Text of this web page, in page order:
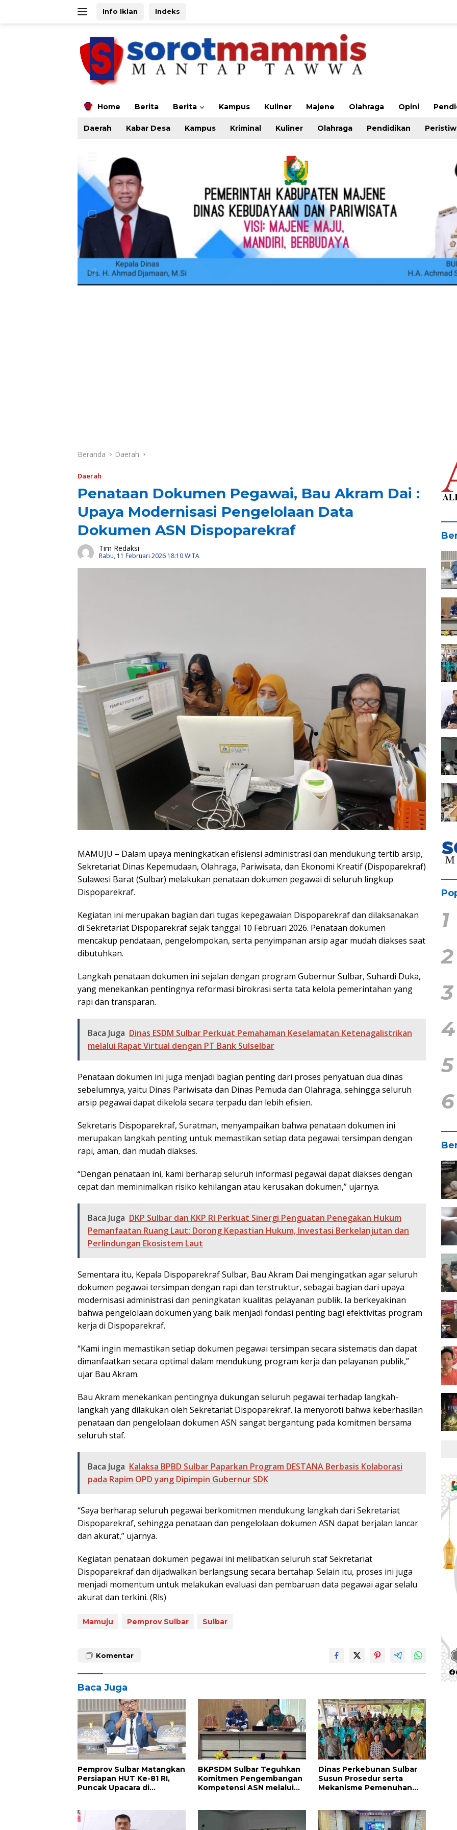
Info Iklan Indeks
Home Berita Berita Kampus Kuliner Majene Olahraga Opini
Daerah Kabar Desa Kampus Kriminal Kuliner Olahraga Pendidikan
Beranda Daerah
Daerah
Penataan Dokumen Pegawai, Bau Akram Dai :
Upaya Modernisasi Pengelolaan Data
Dokumen ASN Dispoparekraf
Tim Redaksi
Rabu, 11 Februari 2026 18:10 WITA
MAMUJU – Dalam upaya meningkatkan efisiensi administrasi dan mendukung tertib arsip,
Sekretariat Dinas Kepemudaan, Olahraga, Pariwisata, dan Ekonomi Kreatif (Dispoparekraf)
Sulawesi Barat (Sulbar) melakukan penataan dokumen pegawai di seluruh lingkup
Dispoparekraf.
Kegiatan ini merupakan bagian dari tugas kepegawaian Dispoparekraf dan dilaksanakan
di Sekretariat Dispoparekraf sejak tanggal 10 Februari 2026. Penataan dokumen
mencakup pendataan, pengelompokan, serta penyimpanan arsip agar mudah diakses saat
dibutuhkan.
Langkah penataan dokumen ini sejalan dengan program Gubernur Sulbar, Suhardi Duka,
yang menekankan pentingnya reformasi birokrasi serta tata kelola pemerintahan yang
rapi dan transparan.
Baca Juga Dinas ESDM Sulbar Perkuat Pemahaman Keselamatan Ketenagalistrikan
melalui Rapat Virtual dengan PT Bank Sulselbar
Penataan dokumen ini juga menjadi bagian penting dari proses penyatuan dua dinas
sebelumnya, yaitu Dinas Pariwisata dan Dinas Pemuda dan Olahraga, sehingga seluruh
arsip pegawai dapat dikelola secara terpadu dan lebih efisien.
Sekretaris Dispoparekraf, Suratman, menyampaikan bahwa penataan dokumen ini
merupakan langkah penting untuk memastikan setiap data pegawai tersimpan dengan
rapi, aman, dan mudah diakses.
“Dengan penataan ini, kami berharap seluruh informasi pegawai dapat diakses dengan
cepat dan meminimalkan risiko kehilangan atau kerusakan dokumen,” ujarnya.
Baca Juga DKP Sulbar dan KKP RI Perkuat Sinergi Penguatan Penegakan Hukum
Pemanfaatan Ruang Laut: Dorong Kepastian Hukum, Investasi Berkelanjutan dan
Perlindungan Ekosistem Laut
Sementara itu, Kepala Dispoparekraf Sulbar, Bau Akram Dai mengingatkan agar seluruh
dokumen pegawai tersimpan dengan rapi dan terstruktur, sebagai bagian dari upaya
modernisasi administrasi dan peningkatan kualitas pelayanan publik. Ia berkeyakinan
bahwa pengelolaan dokumen yang baik menjadi fondasi penting bagi efektivitas program
kerja di Dispoparekraf.
“Kami ingin memastikan setiap dokumen pegawai tersimpan secara sistematis dan dapat
dimanfaatkan secara optimal dalam mendukung program kerja dan pelayanan publik,”
ujar Bau Akram.
Bau Akram menekankan pentingnya dukungan seluruh pegawai terhadap langkah-
langkah yang dilakukan oleh Sekretariat Dispoparekraf. Ia menyoroti bahwa keberhasilan
penataan dan pengelolaan dokumen ASN sangat bergantung pada komitmen bersama
seluruh staf.
Baca Juga Kalaksa BPBD Sulbar Paparkan Program DESTANA Berbasis Kolaborasi
pada Rapim OPD yang Dipimpin Gubernur SDK
“Saya berharap seluruh pegawai berkomitmen mendukung langkah dari Sekretariat
Dispoparekraf, sehingga penataan dan pengelolaan dokumen ASN dapat berjalan lancar
dan akurat,” ujarnya.
Kegiatan penataan dokumen pegawai ini melibatkan seluruh staf Sekretariat
Dispoparekraf dan dijadwalkan berlangsung secara bertahap. Selain itu, proses ini juga
menjadi momentum untuk melakukan evaluasi dan pembaruan data pegawai agar selalu
akurat dan terkini. (Rls)
Mamuju Pemprov Sulbar Sulbar
Komentar
Baca Juga
Pemprov Sulbar Matangkan
Persiapan HUT Ke-81 RI,
Puncak Upacara di
BKPSDM Sulbar Teguhkan
Komitmen Pengembangan
Kompetensi ASN melalui
2026
Dinas Perkebunan Sulbar
Susun Prosedur serta
Mekanisme Pemenuhan
Pasangkayu
1
2
3
4
5
6